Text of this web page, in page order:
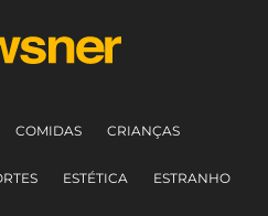
COMIDAS CRIANÇAS
ESTÉTICA ESTRANHO